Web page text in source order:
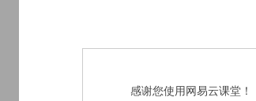
感谢您使用网易云课堂！